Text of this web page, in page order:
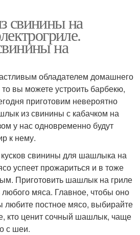
на
на
обладателем домашнего
то вы можете устроить барбекю,
приготовим невероятно
из свинины с кабачком на
у нас одновременно будут
к нему.
свинины для шашлыка на
успеет прожариться и в тоже
Приготовить шашлык на гриле
мяса. Главное, чтобы оно
постное мясо, выбирайте
кто ценит сочный шашлык, чаще
с шеи.